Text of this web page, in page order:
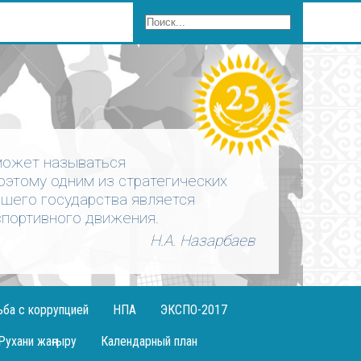
называться
одним из стратегических
государства является
движения.
Н.А. Назарбаев
с коррупцией НПА ЭКСПО-2017
жаңғыру
Календарный план